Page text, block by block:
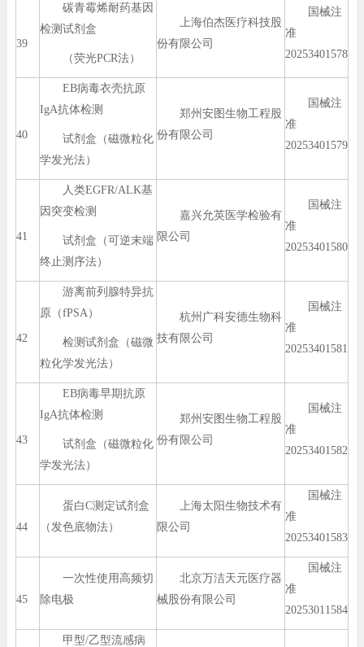
39
碳青霉烯耐药基因
检测试剂盒
（荧光PCR法）
上海伯杰医疗科技股
份有限公司
国械注
准
20253401578
40
EB病毒衣壳抗原
IgA抗体检测
试剂盒（磁微粒化
学发光法）
郑州安图生物工程股
份有限公司
国械注
准
20253401579
41
人类EGFR/ALK基
因突变检测
试剂盒（可逆末端
终止测序法）
嘉兴允英医学检验有
限公司
国械注
准
20253401580
42
游离前列腺特异抗
原（fPSA）
检测试剂盒（磁微
粒化学发光法）
杭州广科安德生物科
技有限公司
国械注
准
20253401581
43
EB病毒早期抗原
IgA抗体检测
试剂盒（磁微粒化
学发光法）
郑州安图生物工程股
份有限公司
国械注
准
20253401582
44
蛋白C测定试剂盒
（发色底物法）
上海太阳生物技术有
限公司
国械注
准
20253401583
45
一次性使用高频切
除电极
北京万洁天元医疗器
械股份有限公司
国械注
准
20253011584
甲型/乙型流感病